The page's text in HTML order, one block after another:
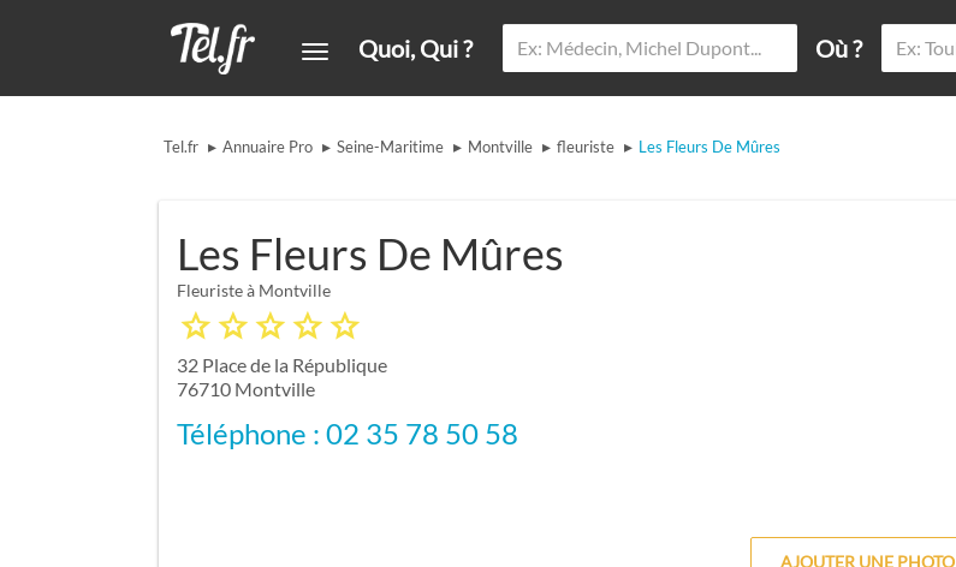
Quoi, Qui ? Où ?
Tel.fr ▸ Annuaire Pro ▸ Seine-Maritime ▸ Montville ▸ fleuriste ▸ Les Fleurs De Mûres
AJOUTER UNE PHOTO
Les Fleurs De Mûres
Fleuriste à Montville
32 Place de la République
76710 Montville
Téléphone : 02 35 78 50 58